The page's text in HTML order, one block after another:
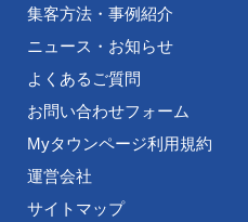
集客方法・事例紹介
ニュース・お知らせ
よくあるご質問
お問い合わせフォーム
Myタウンページ利用規約
運営会社
サイトマップ